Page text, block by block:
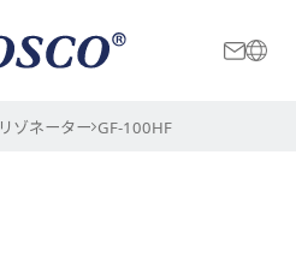
International
リゾネーター GF-100HF